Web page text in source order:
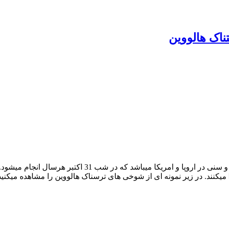
هالووین
حتما میدانید که جشن هالووین یکی از جشن های
میکنند. در زیر نمونه ای از شوخی های ترسناک هالووین را